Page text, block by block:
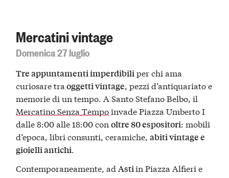
Mercatini vintage
Domenica 27 luglio
Tre appuntamenti imperdibiliper chi ama
curiosare tra oggetti vintage, pezzi d’antiquariato e
memorie di un tempo. A Santo Stefano Belbo, il
Mercatino Senza Tempoinvade Piazza Umberto I
dalle 8:00 alle 18:00 conoltre 80 espositori: mobili
d’epoca, libri consunti, ceramiche,abiti vintage e
gioielli antichi.
Contemporaneamente, adAstiin Piazza Alfieri e